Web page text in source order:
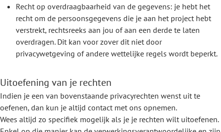
Recht op overdraagbaarheid van de gegevens: je hebt het
recht om de persoonsgegevens die je aan het project hebt
verstrekt, rechtsreeks aan jou of aan een derde te laten
overdragen. Dit kan voor zover dit niet door
privacywetgeving of andere wettelijke regels wordt beperkt.
Uitoefening van je rechten
Indien je een van bovenstaande privacyrechten wenst uit te
oefenen, dan kun je altijd contact met ons opnemen.
Wees altijd zo specifiek mogelijk als je je rechten wilt uitoefenen.